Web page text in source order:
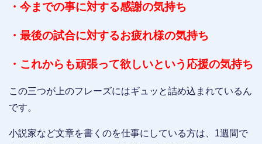
・今までの事に対する感謝の気持ち
・最後の試合に対するお疲れ様の気持ち
・これからも頑張って欲しいという応援の気持ち
この三つが上のフレーズにはギュッと詰め込まれているん
です。
小説家など文章を書くのを仕事にしている方は、1週間で